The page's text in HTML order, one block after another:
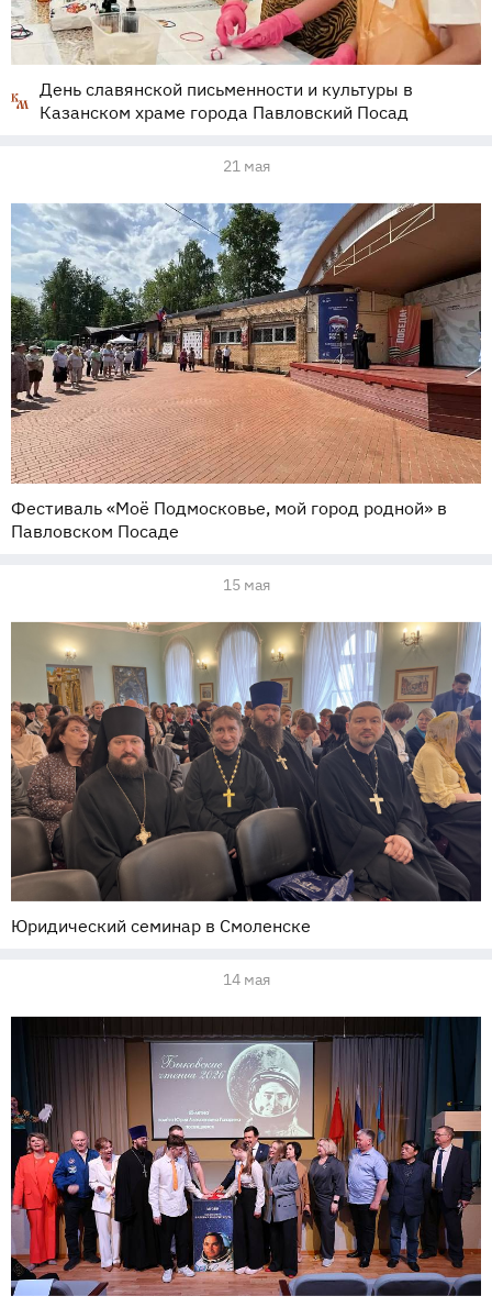
День славянской письменности и культуры в
Казанском храме города Павловский Посад
21 мая
Фестиваль «Моё Подмосковье, мой город родной» в
Павловском Посаде
15 мая
Юридический семинар в Смоленске
14 мая